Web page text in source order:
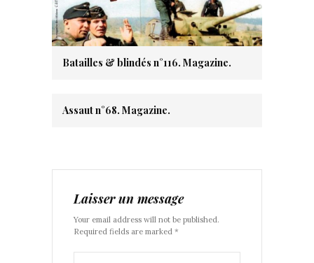
Batailles & blindés n°116. Magazine.
Assaut n°68. Magazine.
Laisser un message
Your email address will not be published.
Required fields are marked *